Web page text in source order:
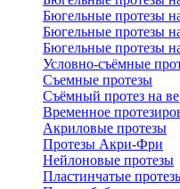
Бюгельные протезы
Бюгельные протезы
Бюгельные протезы
Условно-съёмные
Съемные протезы
Съёмный протез на
Временное
Акриловые протезы
Протезы Акри-Фри
Нейлоновые протезы
Пластинчатые